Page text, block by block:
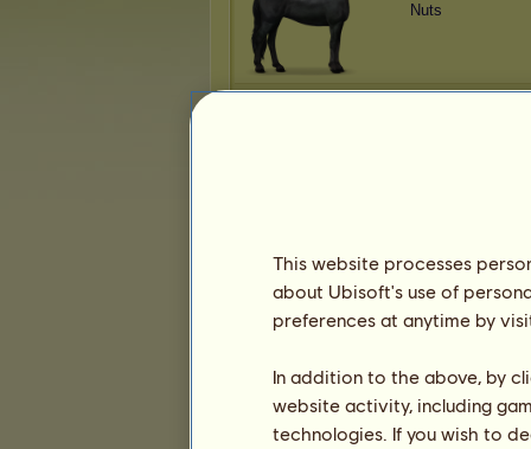
Nuts
Nuts
This website processes
about Ubisoft's use of
preferences at anytime by
In addition to the above, by
website activity, including
technologies. If you wish to